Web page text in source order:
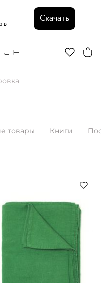
в
Скачать
товары Книги